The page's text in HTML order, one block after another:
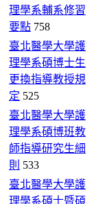
理學系輔系修習
要點 758
臺北醫學大學護
理學系碩博士生
更換指導教授規
定 525
臺北醫學大學護
理學系碩博班教
師指導研究生細
則 533
臺北醫學大學護
理學系碩士暨碩